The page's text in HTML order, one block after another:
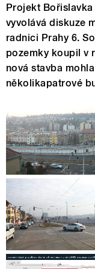
Projekt
vyvolává diskuze
radnici Prahy 6.
pozemky koupil v
nová stavba
několikapatrové